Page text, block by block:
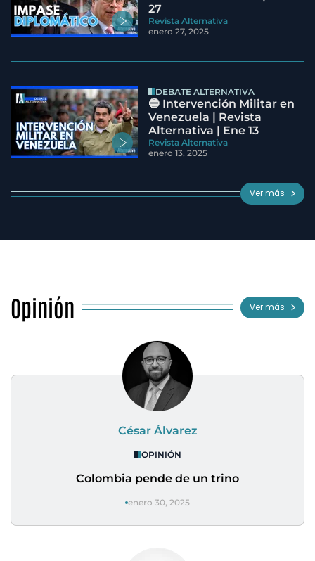
27
Revista Alternativa
enero 27, 2025
DEBATE ALTERNATIVA
🔵 Intervención Militar en
Venezuela | Revista
Alternativa | Ene 13
Revista Alternativa
enero 13, 2025
Ver más
Opinión Ver más
César Álvarez
OPINIÓN
Colombia pende de un trino
enero 30, 2025